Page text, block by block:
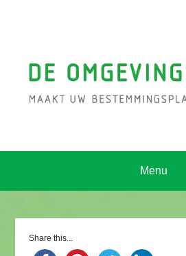
Menu
Share this...